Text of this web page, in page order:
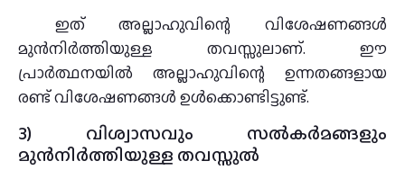
ഇത് അല്ലാഹുവിന്റെ വിശേഷണങ്ങൾ
മുൻനിർത്തിയുള്ള തവസ്സുലാണ്. ഈ
പ്രാർത്ഥനയിൽ അല്ലാഹുവിന്റെ ഉന്നതങ്ങളായ
രണ്ട് വിശേഷണങ്ങൾ ഉൾക്കൊണ്ടിട്ടുണ്ട്.
3) വിശ്വാസവും സല്‍കര്‍മങ്ങളും
മുന്‍നിര്‍ത്തിയുള്ള തവസ്സുല്‍